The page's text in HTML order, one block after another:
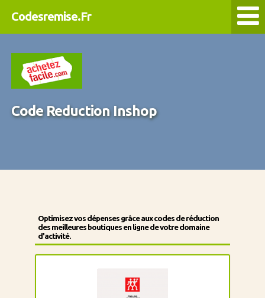
Codesremise.Fr
Code Reduction Inshop
Optimisez vos dépenses grâce aux codes de réduction
des meilleures boutiques en ligne de votre domaine
d'activité.